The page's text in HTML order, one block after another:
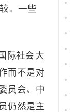
。一些
际社会大
而不是对
员会、中
仍然是主